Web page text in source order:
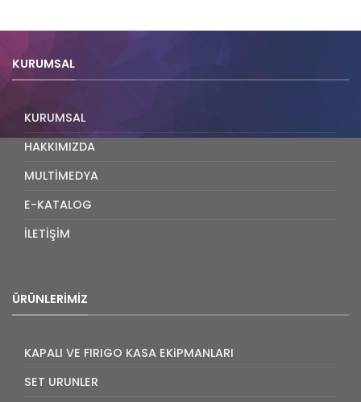
KURUMSAL
KURUMSAL
HAKKIMIZDA
MULTİMEDYA
E-KATALOG
İLETİŞİM
ÜRÜNLERIMIZ
KAPALI VE FIRIGO KASA EKiPMANLARI
SET URUNLER